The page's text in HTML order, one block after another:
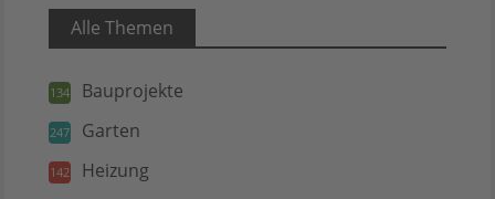
Alle Themen
134 Bauprojekte
247 Garten
142
Heizung